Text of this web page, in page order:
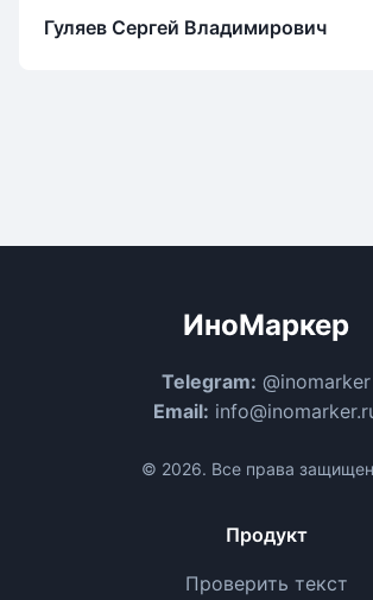
Гуляев Сергей Владимирович
ИноМаркер
Telegram: @inomarker
Email:
© 2026. Все права
Продукт
Проверить текст